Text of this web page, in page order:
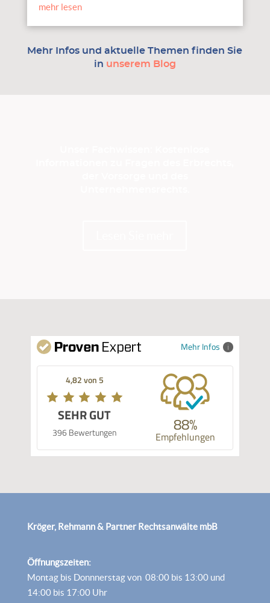
mehr lesen
Mehr Infos und aktuelle Themen finden Sie
in unserem Blog
Mehr Infos
4,82 von 5
SEHR GUT
396 Bewertungen 88%
Empfehlungen
Kröger, Rehmann & Partner Rechtsanwälte mbB
Öffnungszeiten:
Montag bis Donnnerstag von 08:00 bis 13:00 und
14:00 bis 17:00 Uhr